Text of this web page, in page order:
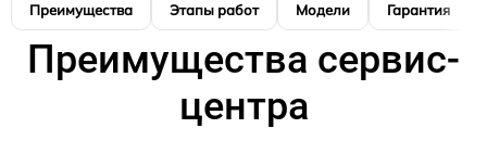
Преимущества Этапы работ Модели Гарантия
Преимущества сервис-
центра